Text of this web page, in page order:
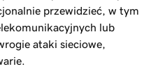
przewidzieć, w tym
lub
ataki sieciowe,